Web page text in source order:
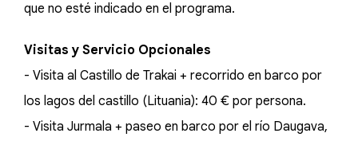
que no esté indicado en el programa.
Visitas y Servicio Opcionales
- Visita al Castillo de Trakai + recorrido en barco por
los lagos del castillo (Lituania): 40 € por persona.
- Visita Jurmala + paseo en barco por el río Daugava,